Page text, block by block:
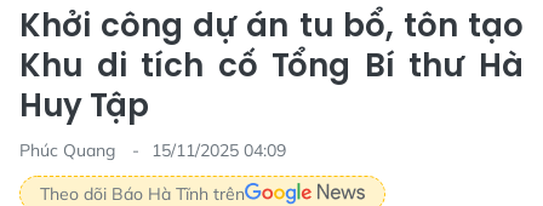
Khởi công dự án tu bổ, tôn tạo
Khu di tích cố Tổng Bí thư Hà
Huy Tập
Phúc Quang
15/11/2025 04:09
Theo dõi Báo Hà Tĩnh trên